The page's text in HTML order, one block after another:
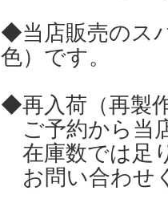
◆当店販売のス
色）です。
◆再入荷（再
ご予約から当
在庫数では足
お問い合わせ